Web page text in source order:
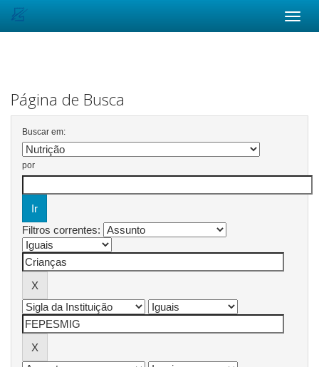
Página de Busca
Buscar em:
por
Filtros correntes: